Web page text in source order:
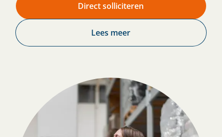
Direct solliciteren
Lees meer